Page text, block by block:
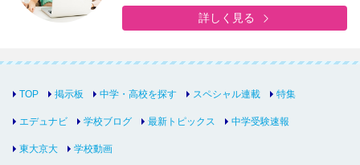
詳しく見る
TOP 掲示板 中学・高校を探す スペシャル連載 特集
エデュナビ 学校ブログ 最新トピックス 中学受験速報
東大京大 学校動画